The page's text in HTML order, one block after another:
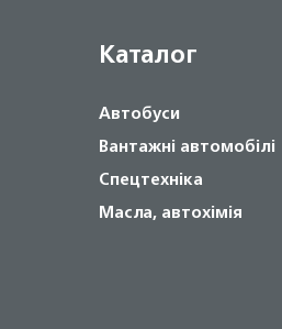
Каталог
Автобуси
Вантажні автомобілі
Спецтехніка
Масла, автохімія